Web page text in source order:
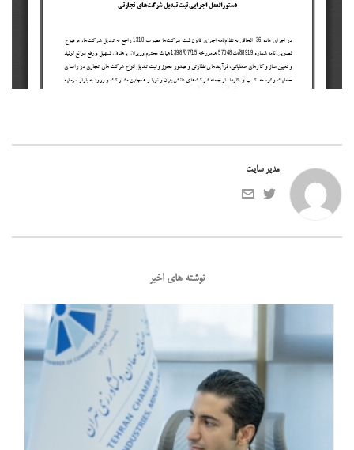
مدیر سایت
نوشته های اخیر